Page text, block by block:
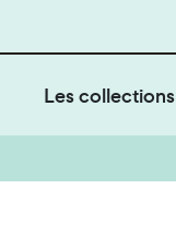
Les collections